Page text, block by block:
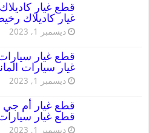
غيار كاديلاك
ديسمبر 1, 2023
غيار سيارات
ديسمبر 1, 2023
قطع غيار
ديسمبر 1, 2023